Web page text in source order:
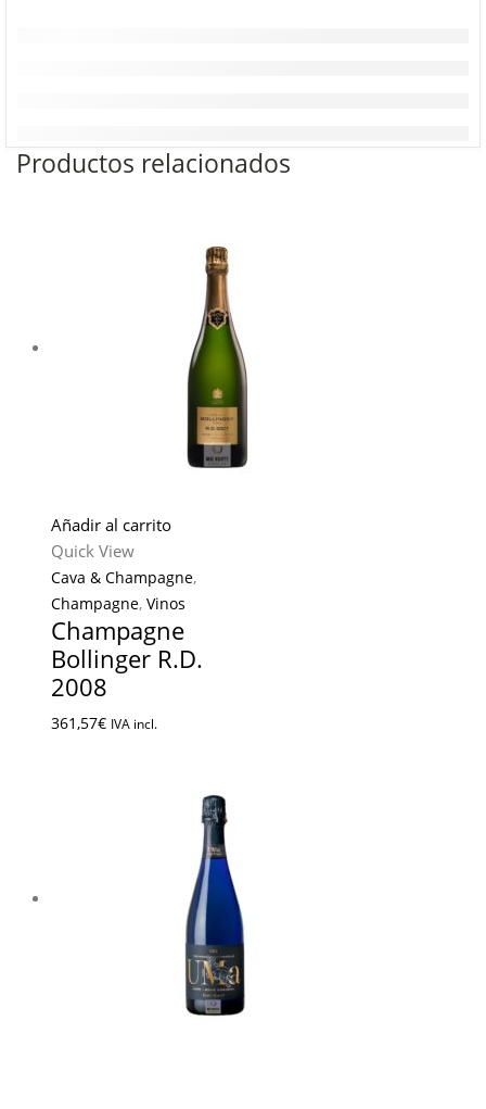
Productos relacionados
Añadir al carrito
Quick View
Cava & Champagne,
Champagne, Vinos
Champagne
Bollinger R.D.
2008
361,57€ IVA incl.